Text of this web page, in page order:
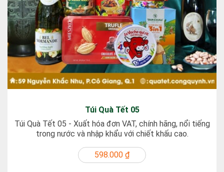
Túi Quà Tết 05
Túi Quà Tết 05 - Xuất hóa đơn VAT, chính hãng, nổi tiếng
trong nước và nhập khẩu với chiết khấu cao.
598.000 ₫